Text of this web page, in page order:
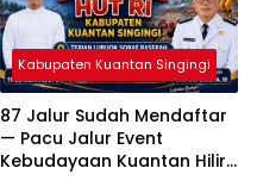
Kabupaten Kuantan Singingi
87 Jalur Sudah Mendaftar
— Pacu Jalur Event
Kebudayaan Kuantan Hilir